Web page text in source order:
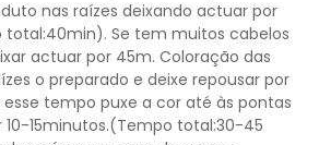
nas raízes deixando actuar por
Se tem muitos cabelos
actuar por 45m. Coloração das
o preparado e deixe repousar por
tempo puxe a cor até às pontas
10-15minutos.(Tempo total:30-45